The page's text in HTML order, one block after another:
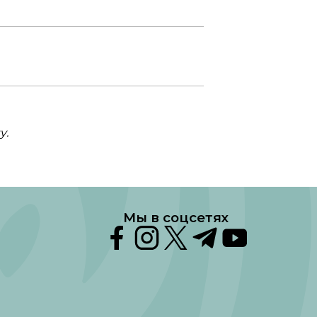
Мы в соцсетях